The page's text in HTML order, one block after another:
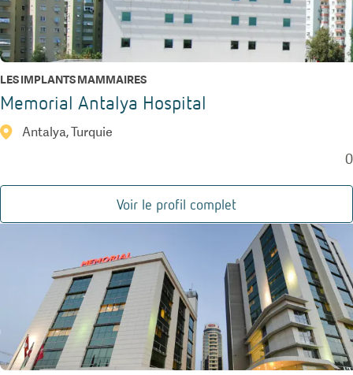
LES IMPLANTS MAMMAIRES
Memorial Antalya Hospital
Antalya, Turquie
0
Voir le profil complet